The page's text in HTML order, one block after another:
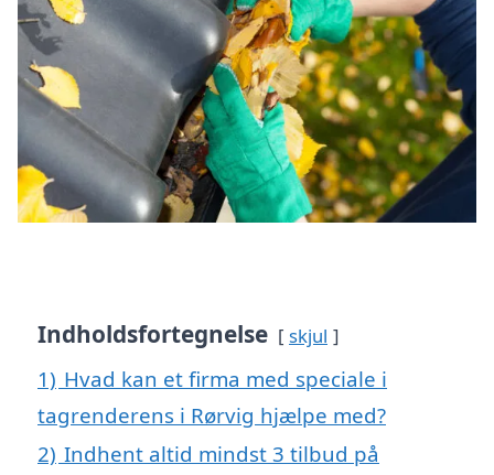
Indholdsfortegnelse skjul
1) Hvad kan et firma med speciale i
tagrenderens i Rørvig hjælpe med?
2) Indhent altid mindst 3 tilbud på